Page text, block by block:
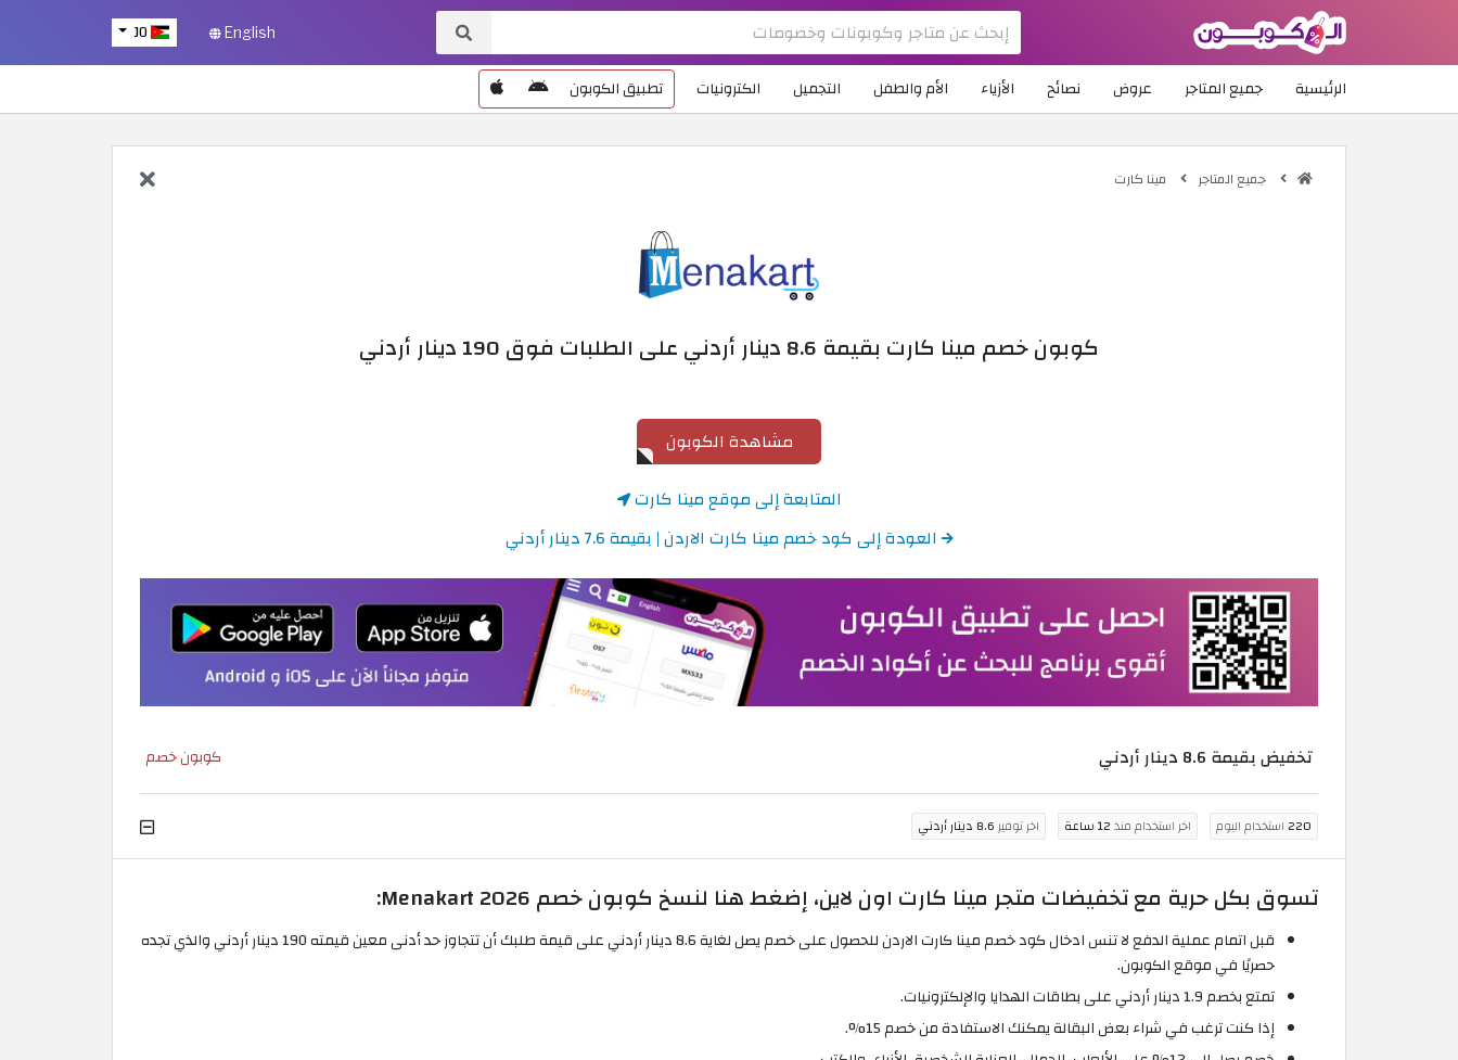
JO English
الرئيسية جميع المتاجر عروض نصائح الأزياء الأم والطفل التجميل الكترونيات تطبيق الكوبون
جميع المتاجر مينا كارت
كوبون خصم مينا كارت بقيمة 8.6 دينار أردني على الطلبات فوق 190 دينار أردني
مشاهدة الكوبون
المتابعة إلى موقع مينا كارت
العودة إلى كود خصم مينا كارت الاردن | بقيمة 7.6 دينار أردني
تخفيض بقيمة 8.6 دينار أردني كوبون خصم
220استخدام اليوم اخر استخدام منذ12 ساعة اخر توفير8.6 دينار أردني
تسوق بكل حرية مع تخفيضات متجر مينا كارت اون لاين، إضغط هنا لنسخ كوبون خصم Menakart 2026:
قبل اتمام عملية الدفع لا تنس ادخال كود خصم مينا كارت الاردن للحصول على خصم يصل لغاية 8.6 دينار أردني على قيمة طلبك أن تتجاوز حد أدنى معين قيمته 190 دينار أردني والذي تجده
حصريًا في موقع الكوبون.
تمتع بخصم 1.9 دينار أردني على بطاقات الهدايا والإلكترونيات.
إذا كنت ترغب في شراء بعض البقالة يمكنك الاستفادة من خصم 15%.